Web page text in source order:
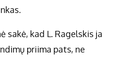
sakė, kad L. Ragelskis ja
priima pats, ne